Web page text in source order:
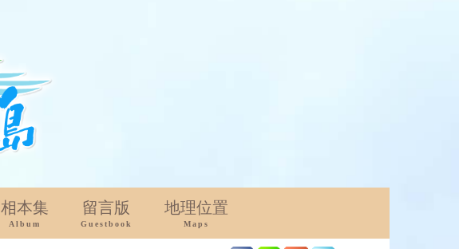
相本集
Album
留言版
Guestbook
地理位置
Maps